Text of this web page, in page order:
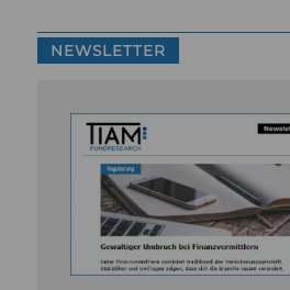
NEWSLETTER